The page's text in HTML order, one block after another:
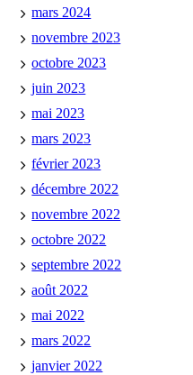
mars 2024
novembre 2023
octobre 2023
juin 2023
mai 2023
mars 2023
février 2023
décembre 2022
novembre 2022
octobre 2022
septembre 2022
août 2022
mai 2022
mars 2022
janvier 2022